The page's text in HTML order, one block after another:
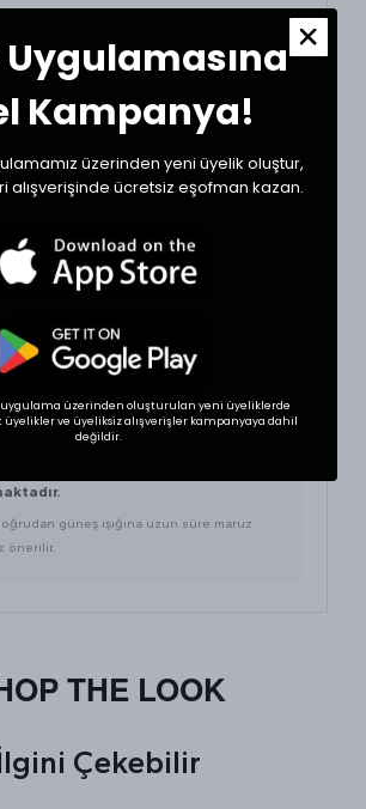
UNISEX
BANT
KAFA ÇEVRESİ (CM) AYARLANABİLİR
56 – 62
KOŞULLARI
gereği şapka, aksesuar ve kişisel
güneş ışığına uzun süre maruz
önerilir.
THE LOOK
Çekebilir
Uygulamasına
Kampanya!
üzerinden yeni üyelik oluştur,
alışverişinde ücretsiz eşofman kazan.
uygulama üzerinden oluşturulan yeni üyeliklerde
ve üyeliksiz alışverişler kampanyaya dahil
değildir.